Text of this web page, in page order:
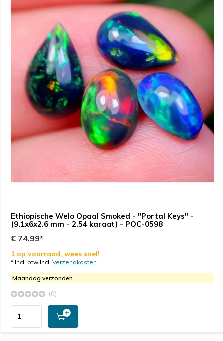
Ethiopische Welo Opaal Smoked - "Portal Keys" -
(9,1x6x2,6 mm - 2.54 karaat) - POC-0598
€ 74,99*
1 op voorraad, wees snel!
* Incl. btw Incl. Verzendkosten
Maandag verzonden
(0)